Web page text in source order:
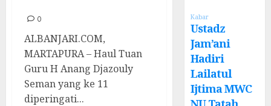
0
ALBANJARI.COM,
MARTAPURA – Haul Tuan
Guru H Anang Djazouly
Seman yang ke 11
diperingati...
Kabar
Ustadz
Jam’ani
Hadiri
Lailatul
Ijtima MWC